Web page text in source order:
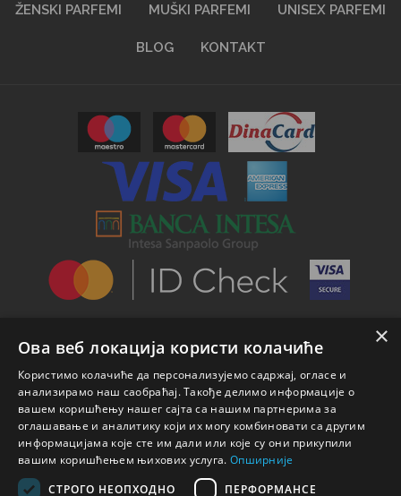
ŽENSKI PARFEMI MUŠKI PARFEMI UNISEX PARFEMI
BLOG KONTAKT
×
Ова веб локација користи колачиће
Користимо колачиће да персонализујемо садржај, огласе и
анализирамо наш саобраћај. Такође делимо информације о
вашем коришћењу нашег сајта са нашим партнерима за
оглашавање и аналитику који их могу комбиновати са другим
информацијама које сте им дали или које су они прикупили
вашим коришћењем њихових услуга. Опширније
СТРОГО НЕОПХОДНО
ПЕРФОРМАНСЕ